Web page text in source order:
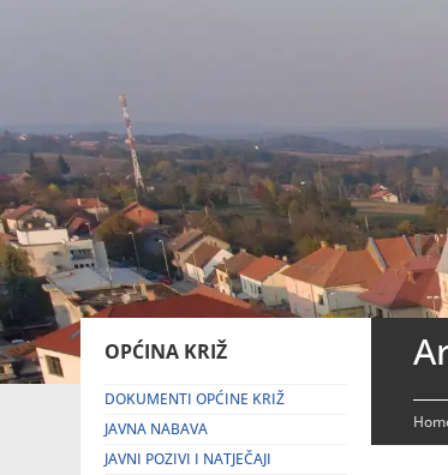
OPĆINA KRIŽ
DOKUMENTI OPĆINE KRIŽ
JAVNA NABAVA
JAVNI POZIVI I NATJEČAJI